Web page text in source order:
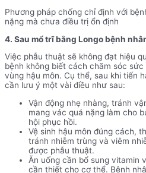
Phương pháp chống chỉ định với
nặng mà chưa điều trị ổn định
4. Sau mổ trĩ bằng Longo bệnh
Việc phẫu thuật sẽ không đạt hiệu
bệnh không biết cách chăm sóc
vùng hậu môn. Cụ thể, sau khi tiến
cần lưu ý một vài điều như sau:
Vận động nhẹ nhàng, tránh
mang vác quá nặng làm cho
hội phục hồi.
Vệ sinh hậu môn đúng cách,
tránh nhiễm trùng và viêm
được phẫu thuật.
Ăn uống cần bổ sung vitamin
cần thiết cho cơ thể. Bệnh